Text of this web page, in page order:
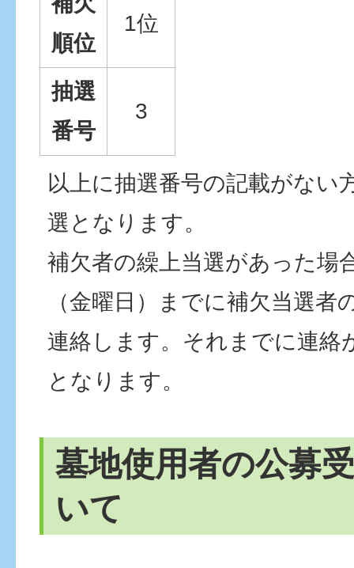
順位
1位
抽選
番号
3
以上に抽選番号の記載がない
選となります。
補欠者の繰上当選があった場
（金曜日）までに補欠当選者
連絡します。それまでに連絡
となります。
墓地使用者の公募
いて